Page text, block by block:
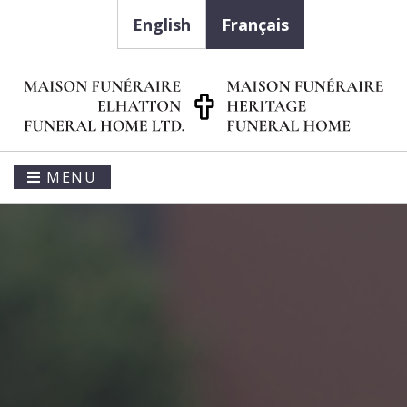
English Français
MENU